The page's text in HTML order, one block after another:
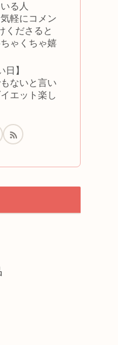
る人
軽にコメン
くださると
ゃくちゃ嬉
日】
ないと言い
エット楽し